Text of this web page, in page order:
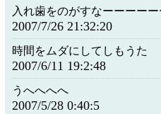
入れ歯をのがすなーーーー
2007/7/26 21:32:20
時間をムダにしてしもうた
2007/6/11 19:2:48
うへへへへ
2007/5/28 0:40:5